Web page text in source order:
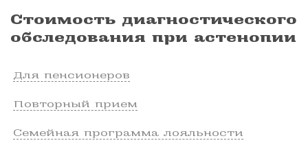
Стоимость диагностического
обследования при астенопии
Для пенсионеров
Повторный прием
Семейная программа лояльности